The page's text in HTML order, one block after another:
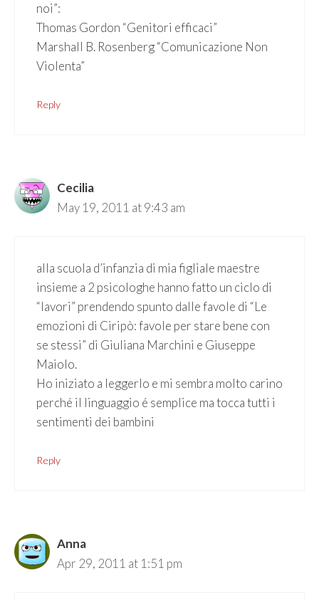
noi”:
Thomas Gordon “Genitori efficaci”
Marshall B. Rosenberg “Comunicazione Non
Violenta”
Reply
Cecilia
May 19, 2011 at 9:43 am
alla scuola d’infanzia di mia figliale maestre
insieme a 2 psicologhe hanno fatto un ciclo di
“lavori” prendendo spunto dalle favole di “Le
emozioni di Ciripò: favole per stare bene con
se stessi” di Giuliana Marchini e Giuseppe
Maiolo.
Ho iniziato a leggerlo e mi sembra molto carino
perché il linguaggio é semplice ma tocca tutti i
sentimenti dei bambini
Reply
Anna
Apr 29, 2011 at 1:51 pm